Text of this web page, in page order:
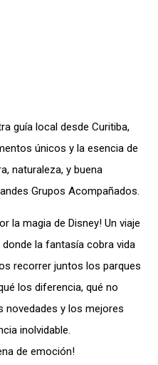
guía local desde Curitiba,
únicos y la esencia de
naturaleza, y buena
Grupos Acompañados.
la magia de Disney! Un viaje
la fantasía cobra vida
recorrer juntos los parques
los diferencia, qué no
novedades y los mejores
inolvidable.
de emoción!